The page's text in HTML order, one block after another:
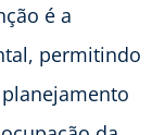
é a
permitindo